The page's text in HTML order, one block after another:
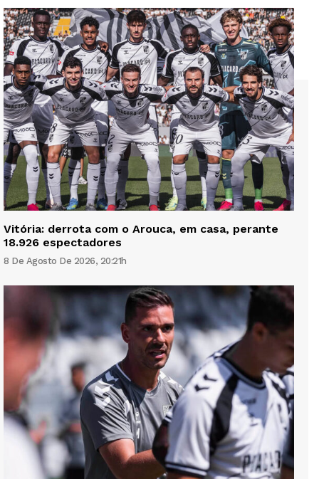
Vitória: derrota com o Arouca, em casa, perante
18.926 espectadores
8 De Agosto De 2026, 20:21h